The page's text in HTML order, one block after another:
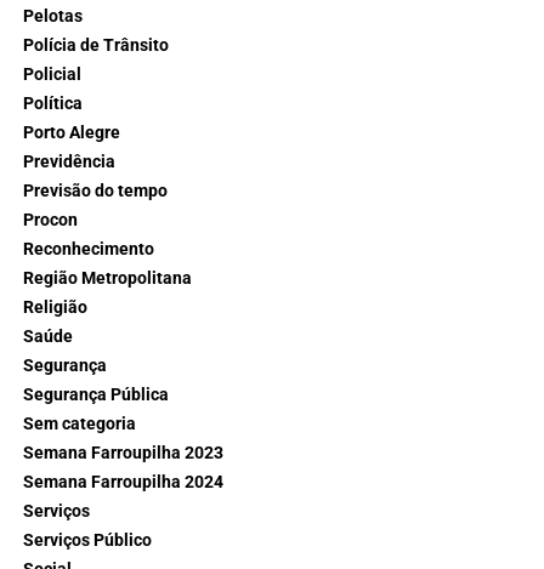
Pelotas
Polícia de Trânsito
Policial
Política
Porto Alegre
Previdência
Previsão do tempo
Procon
Reconhecimento
Região Metropolitana
Religião
Saúde
Segurança
Segurança Pública
Sem categoria
Semana Farroupilha 2023
Semana Farroupilha 2024
Serviços
Serviços Público